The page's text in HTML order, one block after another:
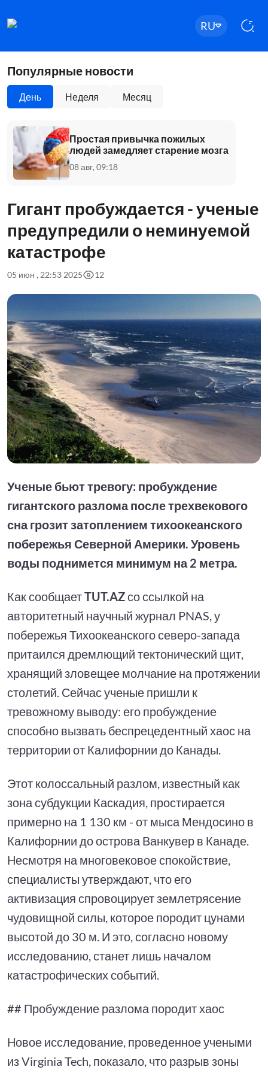
RU
Популярные новости
День Неделя Месяц
Простая привычка пожилых
людей замедляет старение мозга
08 авг, 09:18
Гигант пробуждается - ученые
предупредили о неминуемой
катастрофе
05 июн , 22:53 2025 12
Ученые бьют тревогу: пробуждение
гигантского разлома после трехвекового
сна грозит затоплением тихоокеанского
побережья Северной Америки. Уровень
воды поднимется минимум на 2 метра.
Как сообщаетTUT.AZсо ссылкой на
авторитетный научный журнал PNAS, у
побережья Тихоокеанского северо-запада
притаился дремлющий тектонический щит,
хранящий зловещее молчание на протяжении
столетий. Сейчас ученые пришли к
тревожному выводу: его пробуждение
способно вызвать беспрецедентный хаос на
территории от Калифорнии до Канады.
Этот колоссальный разлом, известный как
зона субдукции Каскадия, простирается
примерно на 1 130 км - от мыса Мендосино в
Калифорнии до острова Ванкувер в Канаде.
Несмотря на многовековое спокойствие,
специалисты утверждают, что его
активизация спровоцирует землетрясение
чудовищной силы, которое породит цунами
высотой до 30 м. И это, согласно новому
исследованию, станет лишь началом
катастрофических событий.
## Пробуждение разлома породит хаос
Новое исследование, проведенное учеными
из Virginia Tech, показало, что разрыв зоны